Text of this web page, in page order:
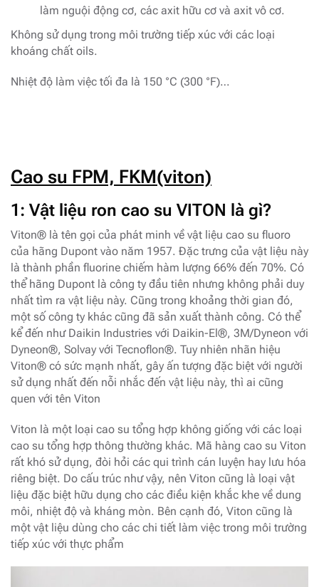
làm nguội động cơ, các axit hữu cơ và axit vô cơ.
Không sử dụng trong môi trường tiếp xúc với các loại
khoáng chất oils.
Nhiệt độ làm việc tối đa là 150 °C (300 °F)…
Cao su FPM, FKM(viton)
1: Vật liệu ron cao su VITON là gì?
Viton® là tên gọi của phát minh về vật liệu cao su fluoro
của hãng Dupont vào năm 1957. Đặc trưng của vật liệu này
là thành phần fluorine chiếm hàm lượng 66% đến 70%. Có
thể hãng Dupont là công ty đầu tiên nhưng không phải duy
nhất tìm ra vật liệu này. Cũng trong khoảng thời gian đó,
một số công ty khác cũng đã sản xuất thành công. Có thể
kể đến như Daikin Industries với Daikin-El®, 3M/Dyneon với
Dyneon®, Solvay với Tecnoflon®. Tuy nhiên nhãn hiệu
Viton® có sức mạnh nhất, gây ấn tượng đặc biệt với người
sử dụng nhất đến nỗi nhắc đến vật liệu này, thì ai cũng
quen với tên Viton
Viton là một loại cao su tổng hợp không giống với các loại
cao su tổng hợp thông thường khác. Mã hàng cao su Viton
rất khó sử dụng, đòi hỏi các qui trình cán luyện hay lưu hóa
riêng biệt. Do cấu trúc như vậy, nên Viton cũng là loại vật
liệu đặc biệt hữu dụng cho các điều kiện khắc khe về dung
môi, nhiệt độ và kháng mòn. Bên cạnh đó, Viton cũng là
một vật liệu dùng cho các chi tiết làm việc trong môi trường
tiếp xúc với thực phẩm